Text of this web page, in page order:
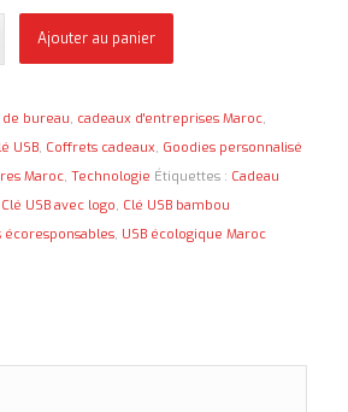
Ajouter au panier
bureau, cadeaux d'entreprises Maroc,
USB, Coffrets cadeaux, Goodies personnalisé
Maroc, Technologie Étiquettes : Cadeau
Clé USB avec logo, Clé USB bambou
écoresponsables, USB écologique Maroc